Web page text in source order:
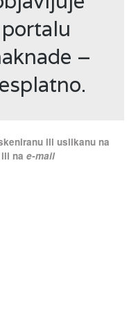
–
ili uslikanu na
ili nae-mail